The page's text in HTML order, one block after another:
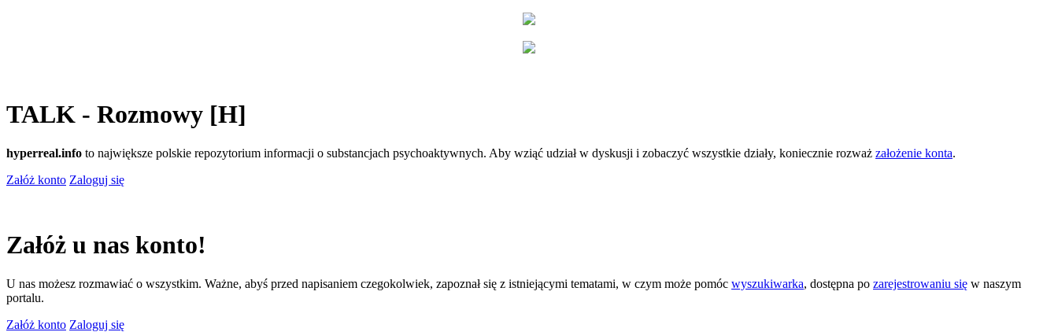
TALK - Rozmowy [H]
hyperreal.info to największe polskie repozytorium informacji o substancjach psychoaktywnych. Aby wziąć udział w dyskusji i zobaczyć wszystkie działy, koniecznie rozważ założenie konta.
Załóż konto Zaloguj się
Załóż u nas konto!
U nas możesz rozmawiać o wszystkim. Ważne, abyś przed napisaniem czegokolwiek, zapoznał się z istniejącymi tematami, w czym może pomóc wyszukiwarka, dostępna po zarejestrowaniu się w naszym
portalu.
Załóż konto Zaloguj się